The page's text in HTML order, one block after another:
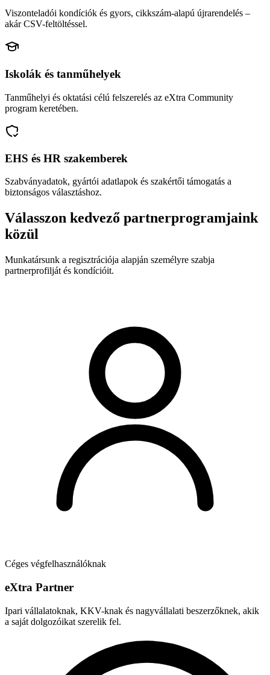
Viszonteladói kondíciók és gyors, cikkszám-alapú újrarendelés –
akár CSV-feltöltéssel.
Iskolák és tanműhelyek
Tanműhelyi és oktatási célú felszerelés az eXtra Community
program keretében.
EHS és HR szakemberek
Szabványadatok, gyártói adatlapok és szakértői támogatás a
biztonságos választáshoz.
Válasszon kedvező partnerprogramjaink
közül
Munkatársunk a regisztrációja alapján személyre szabja
partnerprofilját és kondícióit.
Céges végfelhasználóknak
eXtra Partner
Ipari vállalatoknak, KKV-knak és nagyvállalati beszerzőknek, akik
a saját dolgozóikat szerelik fel.